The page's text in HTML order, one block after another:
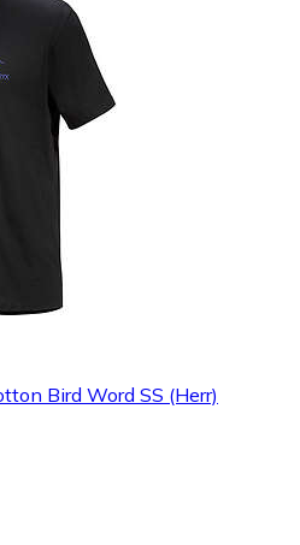
Bird Word SS (Herr)